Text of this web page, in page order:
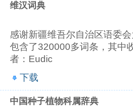
维汉词典
感谢新疆维吾尔自治区语委
包含了320000多词条，其中
者：Eudic
下载
中国种子植物科属辞典